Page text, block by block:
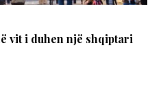
vit i duhen një shqiptari